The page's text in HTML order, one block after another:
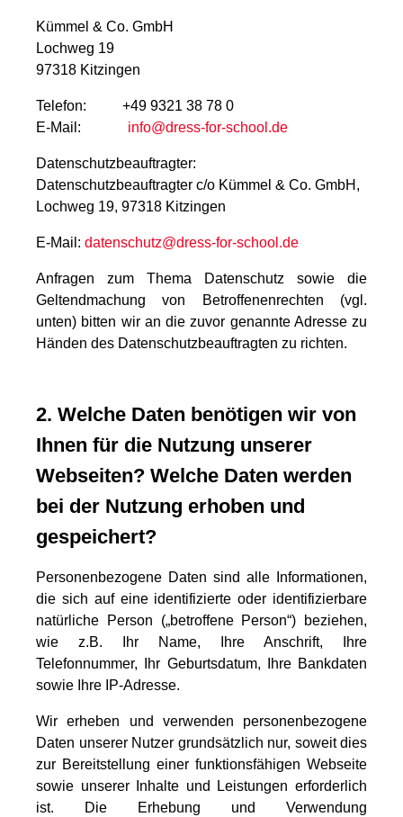
Kümmel & Co. GmbH
Lochweg 19
97318 Kitzingen
Telefon: +49 9321 38 78 0
E-Mail: info@dress-for-school.de
Datenschutzbeauftragter:
Datenschutzbeauftragter c/o Kümmel & Co. GmbH,
Lochweg 19, 97318 Kitzingen
E-Mail: datenschutz@dress-for-school.de
Anfragen zum Thema Datenschutz sowie die
Geltendmachung von Betroffenenrechten (vgl.
unten) bitten wir an die zuvor genannte Adresse zu
Händen des Datenschutzbeauftragten zu richten.
2. Welche Daten benötigen wir von
Ihnen für die Nutzung unserer
Webseiten? Welche Daten werden
bei der Nutzung erhoben und
gespeichert?
Personenbezogene Daten sind alle Informationen,
die sich auf eine identifizierte oder identifizierbare
natürliche Person („betroffene Person“) beziehen,
wie z.B. Ihr Name, Ihre Anschrift, Ihre
Telefonnummer, Ihr Geburtsdatum, Ihre Bankdaten
sowie Ihre IP-Adresse.
Wir erheben und verwenden personenbezogene
Daten unserer Nutzer grundsätzlich nur, soweit dies
zur Bereitstellung einer funktionsfähigen Webseite
sowie unserer Inhalte und Leistungen erforderlich
ist. Die Erhebung und Verwendung